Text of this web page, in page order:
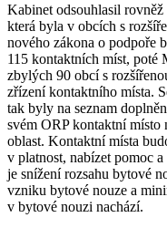
Kabinet odsouhlasil rovněž
která byla v obcích s
nového zákona o podpoře
115 kontaktních míst,
zbylých 90 obcí s
zřízení kontaktního místa.
tak byly na seznam
svém ORP kontaktní místo
oblast. Kontaktní místa
v platnost, nabízet pomoc
je snížení rozsahu bytové
vzniku bytové nouze a
v bytové nouzi nachází.